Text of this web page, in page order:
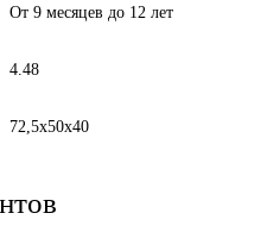
От 9 месяцев до 12 лет
4.48
72,5х50х40